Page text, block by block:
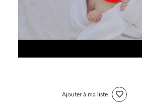
Ajouter à ma liste